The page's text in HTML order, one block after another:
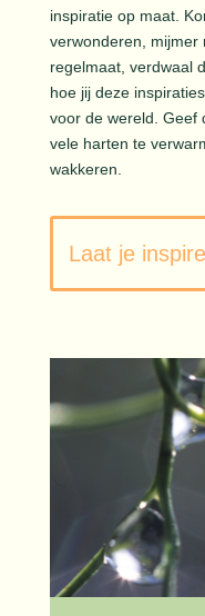
inspiratie op maat.
verwonderen, mijmer
regelmaat, verdwaal
hoe jij deze
voor de wereld. Geef
vele harten te
wakkeren.